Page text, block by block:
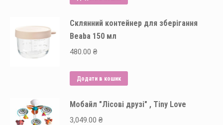
на
Склянний контейнер для зберігання
Beaba 150 мл
480.00 ₴
Додати в кошик
Мобайл "Лісові друзі" , Tiny Love
3,049.00 ₴